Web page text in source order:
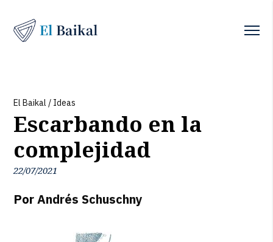
El Baikal / Ideas
Escarbando en la
complejidad
22/07/2021
PorAndrés Schuschny